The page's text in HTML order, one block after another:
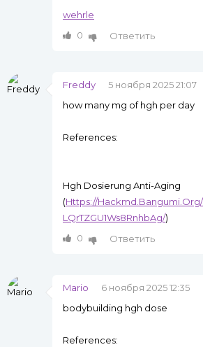
wehrle
0
Ответить
Freddy
5 ноября 2025 21:07
how many mg of hgh per day
References:
Hgh Dosierung Anti-Aging
(Https://
LQrTZGU1Ws8RnhbAg/)
0
Ответить
Mario
6 ноября 2025 12:35
bodybuilding hgh dose
References: